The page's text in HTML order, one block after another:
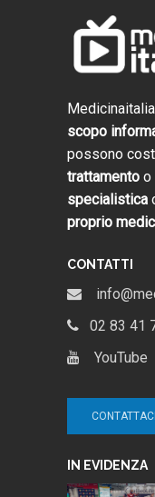
scopo
possono
trattamento o
specialistica
proprio
CONTATTI
02 83 41
YouTube
CONTATTACI
IN EVIDENZA